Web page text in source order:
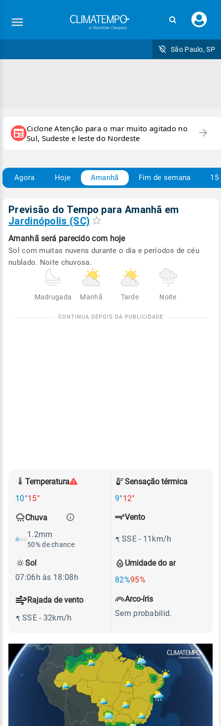
seu
São Paulo, SP
newspaper Ciclone Atenção para o mar muito agitado no
Sul, Sudeste e leste do Nordeste
arrow_forward
Agora Hoje Amanhã Fim de semana 15
Previsão do Tempo para Amanhã em
Jardinópolis (SC)
Amanhã será parecido com hoje
Sol com muitas nuvens durante o dia e períodos de céu
nublado. Noite chuvosa.
Madrugada Manhã Tarde Noite
Temperatura
10°15°
Sensação térmica
9°12°
Chuva
1.2mm
50% de chance
Umidade do ar
82%95%
Vento
SSE - 11km/h
Rajada de vento
SSE - 32km/h
Sol
07:06h às 18:08h
Arco-íris
Sem probabilid.